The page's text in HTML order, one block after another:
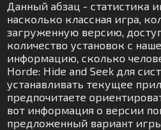
Данный абзац - статистика
насколько классная игра,
загруженную версию,
количество установок с
информацию, сколько
Horde: Hide and Seek для
устанавливать текущее
предпочитаете
вот информация о версии
предложенный вариант